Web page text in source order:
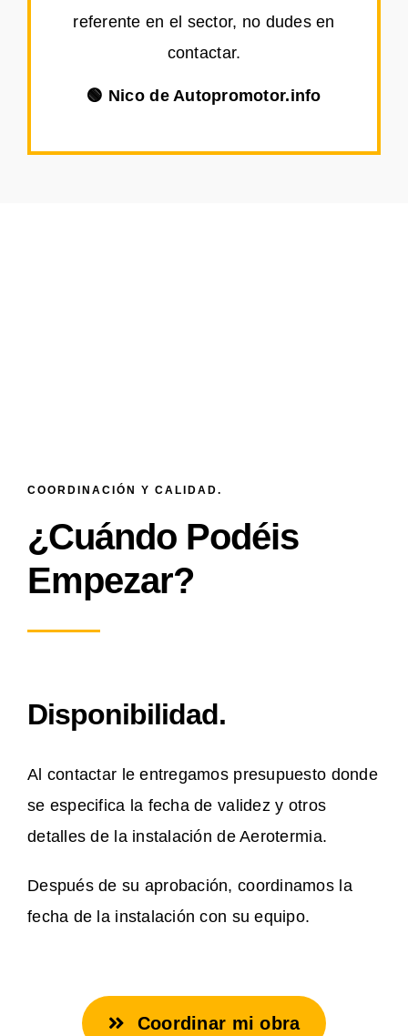
referente en el sector, no dudes en
contactar.
🟢 Nico de Autopromotor.info
COORDINACIÓN Y CALIDAD.
¿Cuándo Podéis
Empezar?
Disponibilidad.
Al contactar le entregamos presupuesto donde
se especifica la fecha de validez y otros
detalles de la instalación de Aerotermia.
Después de su aprobación, coordinamos la
fecha de la instalación con su equipo.
Coordinar mi obra